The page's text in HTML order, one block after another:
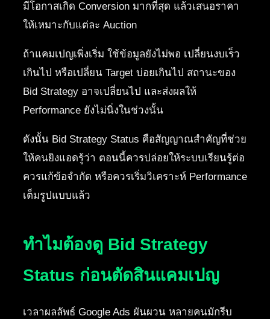
มีโอกาสเกิด Conversion มากที่สุด แล้วเสนอราคา
ให้เหมาะกับแต่ละ Auction
ถ้าแคมเปญเพิ่งเริ่ม ใช้ข้อมูลยังไม่พอ เปลี่ยนงบเร็ว
เกินไป หรือเปลี่ยน Target บ่อยเกินไป สถานะของ
Bid Strategy อาจเปลี่ยนไป และส่งผลให้
Performance ยังไม่นิ่งในช่วงนั้น
ดังนั้น Bid Strategy Status คือสัญญาณสำคัญที่ช่วย
ให้คนยิงแอดรู้ว่า ตอนนี้ควรปล่อยให้ระบบเรียนรู้ต่อ
ควรแก้ข้อจำกัด หรือควรเริ่มวิเคราะห์ Performance
เต็มรูปแบบแล้ว
ทำไมต้องดู Bid Strategy
Status ก่อนตัดสินแคมเปญ
เวลาผลลัพธ์ Google Ads ผันผวน หลายคนมักรีบ